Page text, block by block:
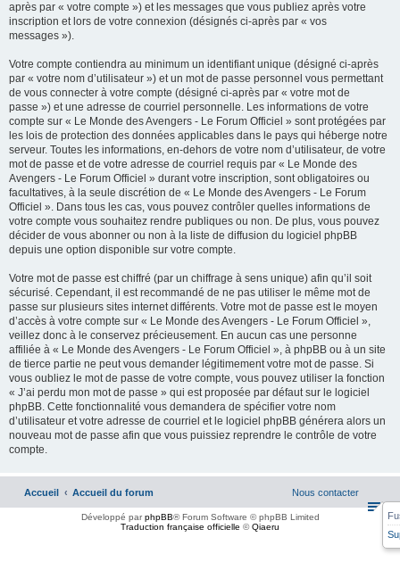
après par « votre compte ») et les messages que vous publiez après votre
inscription et lors de votre connexion (désignés ci-après par « vos
messages »).
Votre compte contiendra au minimum un identifiant unique (désigné ci-après
par « votre nom d’utilisateur ») et un mot de passe personnel vous permettant
de vous connecter à votre compte (désigné ci-après par « votre mot de
passe ») et une adresse de courriel personnelle. Les informations de votre
compte sur « Le Monde des Avengers - Le Forum Officiel » sont protégées par
les lois de protection des données applicables dans le pays qui héberge notre
serveur. Toutes les informations, en-dehors de votre nom d’utilisateur, de votre
mot de passe et de votre adresse de courriel requis par « Le Monde des
Avengers - Le Forum Officiel » durant votre inscription, sont obligatoires ou
facultatives, à la seule discrétion de « Le Monde des Avengers - Le Forum
Officiel ». Dans tous les cas, vous pouvez contrôler quelles informations de
votre compte vous souhaitez rendre publiques ou non. De plus, vous pouvez
décider de vous abonner ou non à la liste de diffusion du logiciel phpBB
depuis une option disponible sur votre compte.
Votre mot de passe est chiffré (par un chiffrage à sens unique) afin qu’il soit
sécurisé. Cependant, il est recommandé de ne pas utiliser le même mot de
passe sur plusieurs sites internet différents. Votre mot de passe est le moyen
d’accès à votre compte sur « Le Monde des Avengers - Le Forum Officiel »,
veillez donc à le conservez précieusement. En aucun cas une personne
affiliée à « Le Monde des Avengers - Le Forum Officiel », à phpBB ou à un site
de tierce partie ne peut vous demander légitimement votre mot de passe. Si
vous oubliez le mot de passe de votre compte, vous pouvez utiliser la fonction
« J’ai perdu mon mot de passe » qui est proposée par défaut sur le logiciel
phpBB. Cette fonctionnalité vous demandera de spécifier votre nom
d’utilisateur et votre adresse de courriel et le logiciel phpBB générera alors un
nouveau mot de passe afin que vous puissiez reprendre le contrôle de votre
compte.
Accueil Accueil du forum Nous contacter
Développé parphpBB® Forum Software © phpBB Limited
Traduction française officielle ©Qiaeru